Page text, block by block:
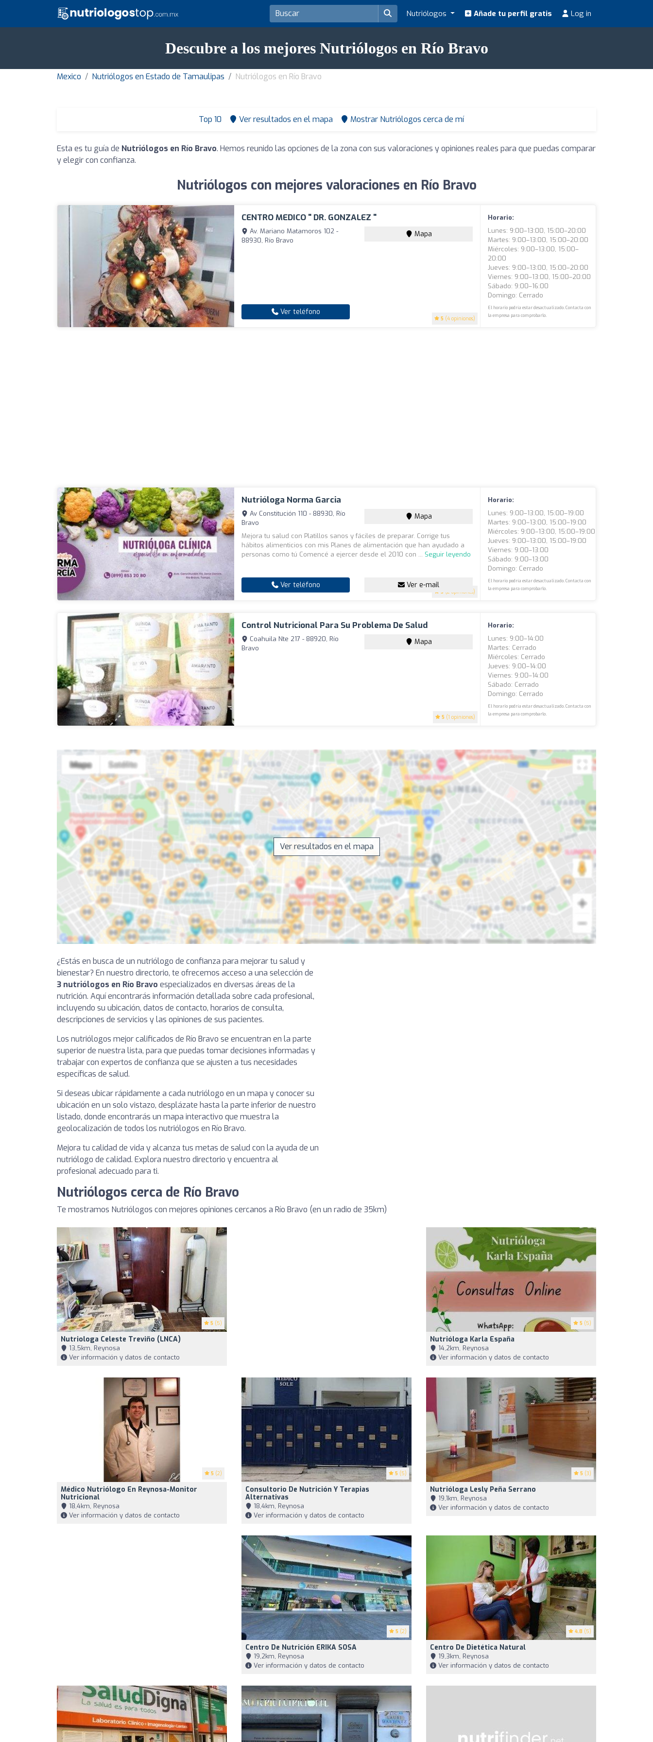
Nutriólogos Añade tu perfil gratis Log in
Descubre a los mejores Nutriólogos en Río Bravo
Mexico Nutriólogos en Estado de Tamaulipas Nutriólogos en Río Bravo
Top 10 Ver resultados en el mapa Mostrar Nutriólogos cerca de mí
Esta es tu guía de Nutriólogos en Río Bravo. Hemos reunido las opciones de la zona con sus valoraciones y opiniones reales para que puedas comparar
y elegir con confianza.
Nutriólogos con mejores valoraciones en Río Bravo
CENTRO MEDICO " DR. GONZALEZ "
5 (4 opiniones)
Av. Mariano Matamoros 102 -
88930, Río Bravo
Mapa
Ver teléfono
Horario:
Lunes: 9:00–13:00, 15:00–20:00
Martes: 9:00–13:00, 15:00–20:00
Miércoles: 9:00–13:00, 15:00–
20:00
Jueves: 9:00–13:00, 15:00–20:00
Viernes: 9:00–13:00, 15:00–20:00
Sábado: 9:00–16:00
Domingo: Cerrado
El horario podría estar desactualizado. Contacta con
la empresa para comprobarlo.
Nutrióloga Norma Garcia
5 (2 opiniones)
Av Constitución 110 - 88930, Río
Bravo
Mapa
Mejora tu salud con Platillos sanos y fáciles de preparar. Corrige tus
hábitos alimenticios con mis Planes de alimentación que han ayudado a
personas como tú Comencé a ejercer desde el 2010 con ... Seguir leyendo
Ver teléfono Ver e-mail
Horario:
Lunes: 9:00–13:00, 15:00–19:00
Martes: 9:00–13:00, 15:00–19:00
Miércoles: 9:00–13:00, 15:00–19:00
Jueves: 9:00–13:00, 15:00–19:00
Viernes: 9:00–13:00
Sábado: 9:00–13:00
Domingo: Cerrado
El horario podría estar desactualizado. Contacta con
la empresa para comprobarlo.
Control Nutricional Para Su Problema De Salud
5 (1 opiniones)
Coahuila Nte 217 - 88920, Río
Bravo
Mapa
Horario:
Lunes: 9:00–14:00
Martes: Cerrado
Miércoles: Cerrado
Jueves: 9:00–14:00
Viernes: 9:00–14:00
Sábado: Cerrado
Domingo: Cerrado
El horario podría estar desactualizado. Contacta con
la empresa para comprobarlo.
Ver resultados en el mapa
¿Estás en busca de un nutriólogo de confianza para mejorar tu salud y
bienestar? En nuestro directorio, te ofrecemos acceso a una selección de
3 nutriólogos en Río Bravo especializados en diversas áreas de la
nutrición. Aquí encontrarás información detallada sobre cada profesional,
incluyendo su ubicación, datos de contacto, horarios de consulta,
descripciones de servicios y las opiniones de sus pacientes.
Los nutriólogos mejor calificados de Río Bravo se encuentran en la parte
superior de nuestra lista, para que puedas tomar decisiones informadas y
trabajar con expertos de confianza que se ajusten a tus necesidades
específicas de salud.
Si deseas ubicar rápidamente a cada nutriólogo en un mapa y conocer su
ubicación en un solo vistazo, desplázate hasta la parte inferior de nuestro
listado, donde encontrarás un mapa interactivo que muestra la
geolocalización de todos los nutriólogos en Río Bravo.
Mejora tu calidad de vida y alcanza tus metas de salud con la ayuda de un
nutriólogo de calidad. Explora nuestro directorio y encuentra al
profesional adecuado para ti.
Nutriólogos cerca de Río Bravo
Te mostramos Nutriólogos con mejores opiniones cercanos a Río Bravo (en un radio de 35km)
5 (5)
Nutriologa Celeste Treviño (LNCA)
13,5km, Reynosa
Ver información y datos de contacto
5 (5)
Nutrióloga Karla España
14,2km, Reynosa
Ver información y datos de contacto
5 (2)
Médico Nutriólogo En Reynosa-Monitor
Nutricional
18,4km, Reynosa
Ver información y datos de contacto
5 (5)
Consultorio De Nutrición Y Terapias
Alternativas
18,4km, Reynosa
Ver información y datos de contacto
5 (3)
Nutrióloga Lesly Peña Serrano
19,1km, Reynosa
Ver información y datos de contacto
5 (2)
Centro De Nutrición ERIKA SOSA
19,2km, Reynosa
Ver información y datos de contacto
4.8 (5)
Centro De Dietética Natural
19,3km, Reynosa
Ver información y datos de contacto